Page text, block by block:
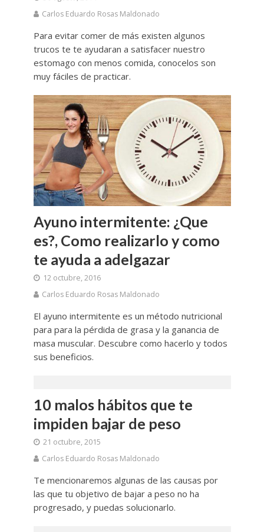
Carlos Eduardo Rosas Maldonado
Para evitar comer de más existen algunos
trucos te te ayudaran a satisfacer nuestro
estomago con menos comida, conocelos son
muy fáciles de practicar.
Ayuno intermitente: ¿Que
es?, Como realizarlo y como
te ayuda a adelgazar
12 octubre, 2016
Carlos Eduardo Rosas Maldonado
El ayuno intermitente es un método nutricional
para para la pérdida de grasa y la ganancia de
masa muscular. Descubre como hacerlo y todos
sus beneficios.
10 malos hábitos que te
impiden bajar de peso
21 octubre, 2015
Carlos Eduardo Rosas Maldonado
Te mencionaremos algunas de las causas por
las que tu objetivo de bajar a peso no ha
progresado, y puedas solucionarlo.